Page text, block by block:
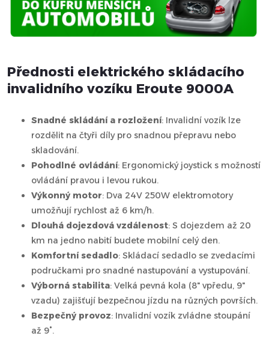
Přednosti elektrického skládacího
invalidního vozíku Eroute 9000A
Snadné skládání a rozložení: Invalidní vozík lze
rozdělit na čtyři díly pro snadnou přepravu nebo
skladování.
Pohodlné ovládání: Ergonomický joystick s možností
ovládání pravou i levou rukou.
Výkonný motor: Dva 24V 250W elektromotory
umožňují rychlost až 6 km/h.
Dlouhá dojezdová vzdálenost: S dojezdem až 20
km na jedno nabití budete mobilní celý den.
Komfortní sedadlo: Skládací sedadlo se zvedacími
područkami pro snadné nastupování a vystupování.
Výborná stabilita: Velká pevná kola (8" vpředu, 9"
vzadu) zajišťují bezpečnou jízdu na různých površích.
Bezpečný provoz: Invalidní vozík zvládne stoupání
až 9°.